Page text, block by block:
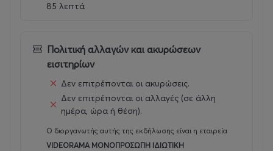
85 λεπτά
Πολιτική αλλαγών και ακυρώσεων
εισιτηρίων
Δεν επιτρέπονται οι ακυρώσεις.
Δεν επιτρέπονται οι αλλαγές (σε άλλη
ημέρα, ώρα ή θέση).
Ο διοργανωτής αυτής της εκδήλωσης είναι η εταιρεία
VIDEORAMA ΜΟΝΟΠΡΟΣΩΠΗ ΙΔΙΩΤΙΚΗ